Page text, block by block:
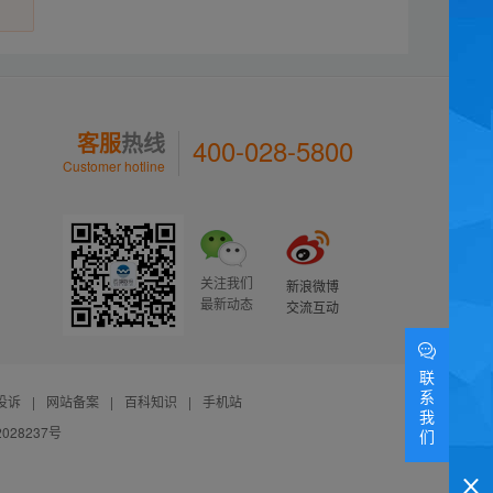
客服热线
Customer hotline 400-028-5800
关注我们
最新动态
新浪微博
交流互动
诉 | 网站备案 | 百科知识 |
手机站
号
联
系
我
们